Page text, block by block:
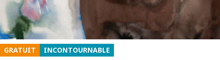
GRATUIT INCONTOURNABLE